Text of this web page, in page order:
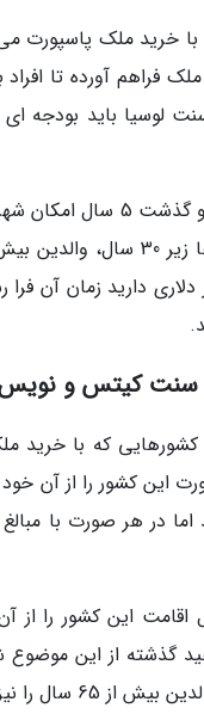
خرید ملک پاسپورت
فراهم آورده تا افراد
پس از خرید ملک در
بودجه ای حداقل 200 هزار
سنت کیتس و
این کشور را از آن
باشید اما در هر
ملک شما به مدت 7 سال
و شهروندی معرفی نمایند.